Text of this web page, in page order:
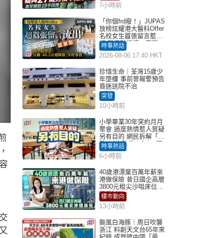
7小時前
「你個frd廢！」JUPAS
放榜炫耀港大醫科Offer
名校女生囂張留言惹眾
怒 醫學院澄清：宣稱
「40.5分獲錄取」不符事
實｜Juicy叮
時事熱話
2026-08-06 17:40 HKT
珍惜生命｜荃灣15歲少
年墮樓 事前曾報警預告
昏迷送院不治
突發
10小時前
小學畢業30年突約月月
聚會 過度熱情惹人質疑
另有目的 網民拆解「扮
熟」4大動機｜Juicy叮
時事熱話
6小時前
40歲港漂棄百萬年薪來
港做保險 昔日國企高層
3800元租尖沙咀床位｜
租盤Million
樓市動向
13小時前
颱風白海豚｜周日吹襲
浙江 料創天文台65年來